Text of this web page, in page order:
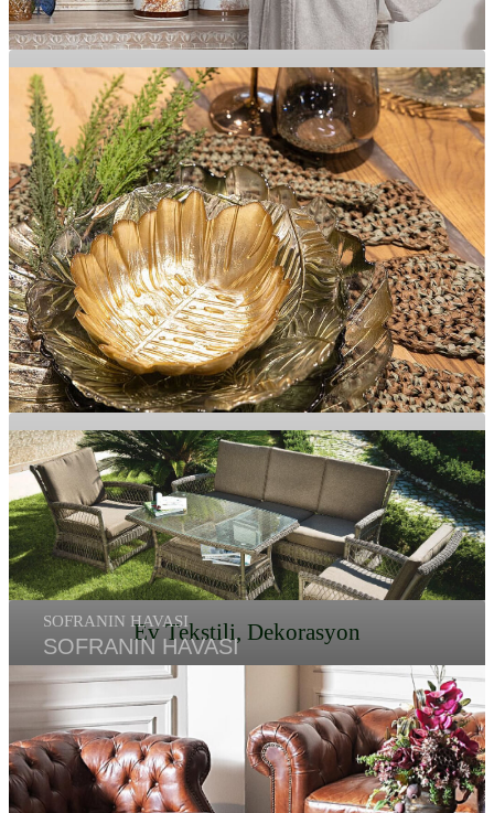
KALİTEYİ YAKALAYIN!
Doğal, Sağlıklı Tekstil
TEKSTİL
SOFRANIN HAVASI
SOFRANIN HAVASI
BAHÇELER GÜZELLEŞİR
MOBİLYA
Ev Tekstili, Dekorasyon